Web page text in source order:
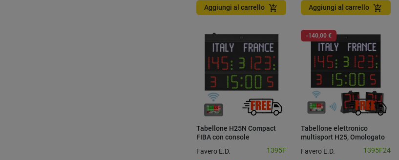
Aggiungi al carrello add_shopping_cart Aggiungi al carrello add_shopping_cart
Tabellone H25N Compact
FIBA con console
Favero E.D. 1395F
-140,00 €
Tabellone elettronico
multisport H25, Omologato
FIBA 2, con 24 secondi
wireless
Favero E.D. 1395F24